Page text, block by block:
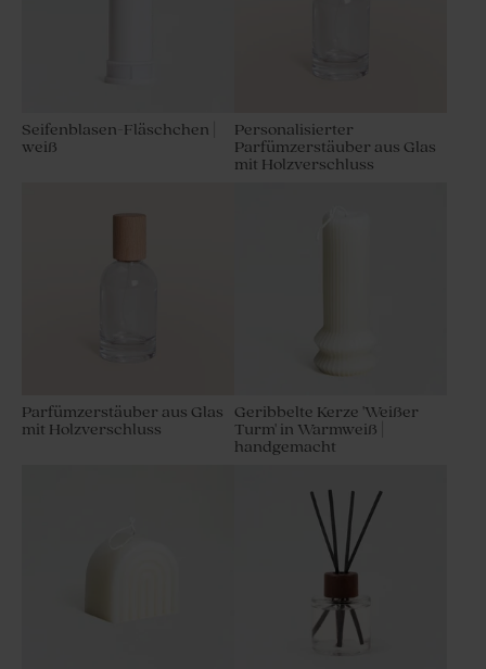
Seifenblasen-Fläschchen |
weiß
Personalisierter
Parfümzerstäuber aus Glas
mit Holzverschluss
Parfümzerstäuber aus Glas
mit Holzverschluss
Geribbelte Kerze 'Weißer
Turm' in Warmweiß |
handgemacht